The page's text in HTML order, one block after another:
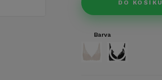
DO KOŠÍKU
Barva